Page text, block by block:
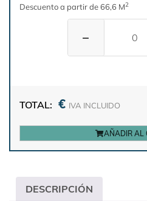
Descuento a partir de 66,6 M2
−
TOTAL: € IVA INCLUIDO
AÑADIR AL
DESCRIPCIÓN